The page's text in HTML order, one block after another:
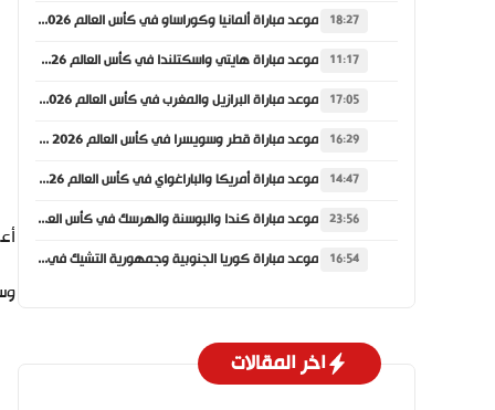
18:27 موعد مباراة ألمانيا وكوراساو في كأس العالم 2026 والقنوات الناقلة
11:17 موعد مباراة هايتي واسكتلندا في كأس العالم 2026 والقنوات الناقلة
17:05 موعد مباراة البرازيل والمغرب في كأس العالم 2026 والقنوات الناقلة
16:29 موعد مباراة قطر وسويسرا في كأس العالم 2026 والقنوات الناقلة
14:47 موعد مباراة أمريكا والباراغواي في كأس العالم 2026 والقنوات الناقلة
23:56 موعد مباراة كندا والبوسنة والهرسك في كأس العالم 2026 والقنوات الناقلة
16:54 موعد مباراة كوريا الجنوبية وجمهورية التشيك في كأس العالم 2026 والقنوات الناقلة
اخر المقالات